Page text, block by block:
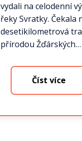
vydali na celodenní
řeky Svratky. Čekala
desetikilometrová
přírodou Žďárských…
Číst více